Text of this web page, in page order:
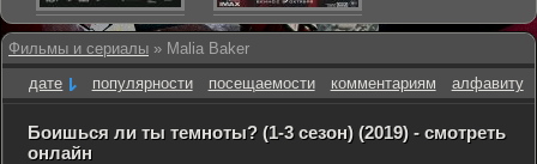
Фильмы и сериалы » Malia Baker
дате
популярности посещаемости комментариям алфавиту
Боишься ли ты темноты? (1-3 сезон) (2019) - смотреть
онлайн